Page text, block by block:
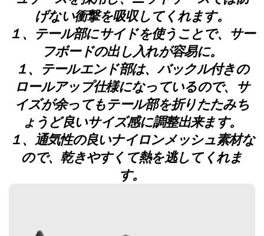
げない衝撃を吸収してくれます。
１、テール部にサイドを使うことで、サー
フボードの出し入れが容易に。
１、テールエンド部は、バックル付きの
ロールアップ仕様になっているので、サ
イズが余ってもテール部を折りたたみち
ょうど良いサイズ感に調整出来ます。
１、通気性の良いナイロンメッシュ素材な
ので、乾きやすくて熱を逃してくれま
す。